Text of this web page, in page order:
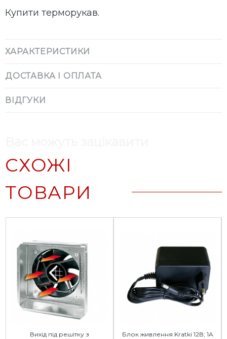
Купити терморукав.
ХАРАКТЕРИСТИКИ
ДОСТАВКА І ОПЛАТА
ВІДГУКИ
СХОЖІ
ТОВАРИ
Вихід під решітку з
Блок живлення Kratki 12В; 1A